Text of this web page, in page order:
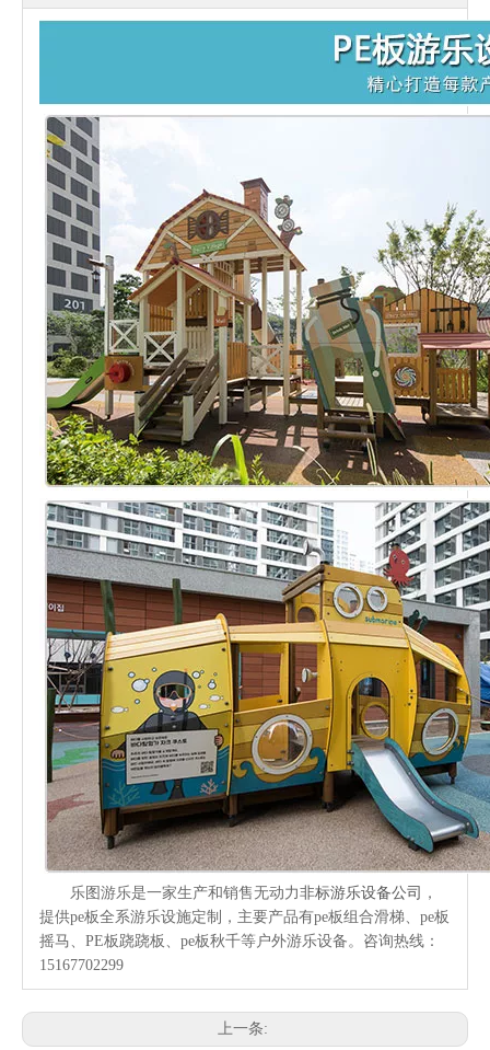
乐图游乐是一家生产和销售无动力非标游乐设备公司 ，
提供pe板全系游乐设施定制，主要产品有pe板组合滑梯、pe板
摇马、PE板跷跷板、pe板秋千等户外游乐设备。咨询热线：
15167702299
上一条: